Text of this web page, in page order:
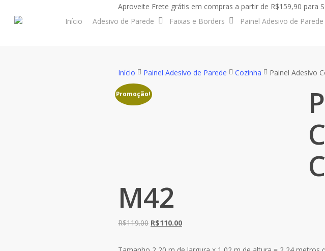
Aproveite Frete grátis em compras a partir de R$159,90 para
Início
Adesivo de Parede Faixas e Borders Painel Adesivo de Parede
Início Painel Adesivo de Parede Cozinha Painel Adesivo
Promoção!
M42
R$119.00 O
original
R$110.00O
atual